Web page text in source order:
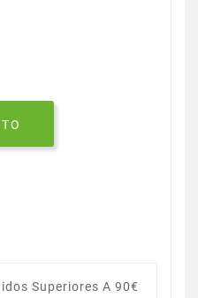
Superiores A 90€